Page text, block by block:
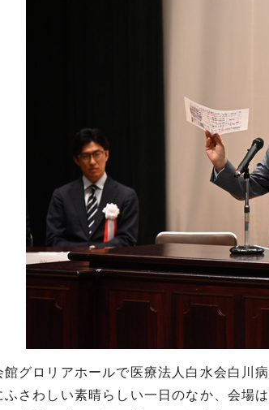
グロリアホールで医療法人白水会白川
ふさわしい素晴らしい一日のなか、会場